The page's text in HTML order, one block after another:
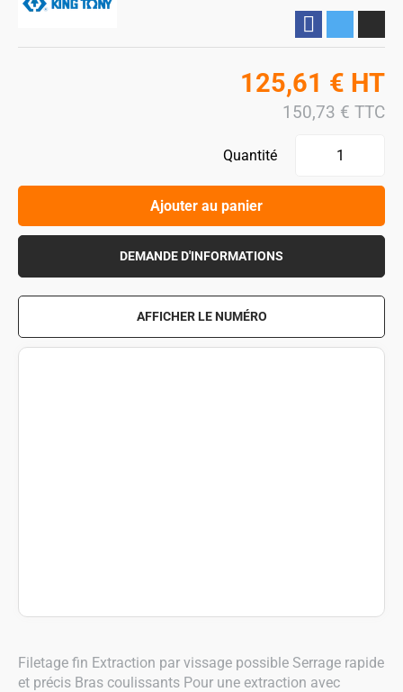
Filetage fin Extraction par vissage possible Serrage rapide
et précis Bras coulissants Pour une extraction avec
125,61 € HT
150,73 € TTC
Quantité
Ajouter au panier
DEMANDE D'INFORMATIONS
AFFICHER LE NUMÉRO